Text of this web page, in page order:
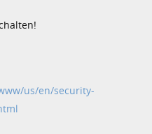
us/en/security-